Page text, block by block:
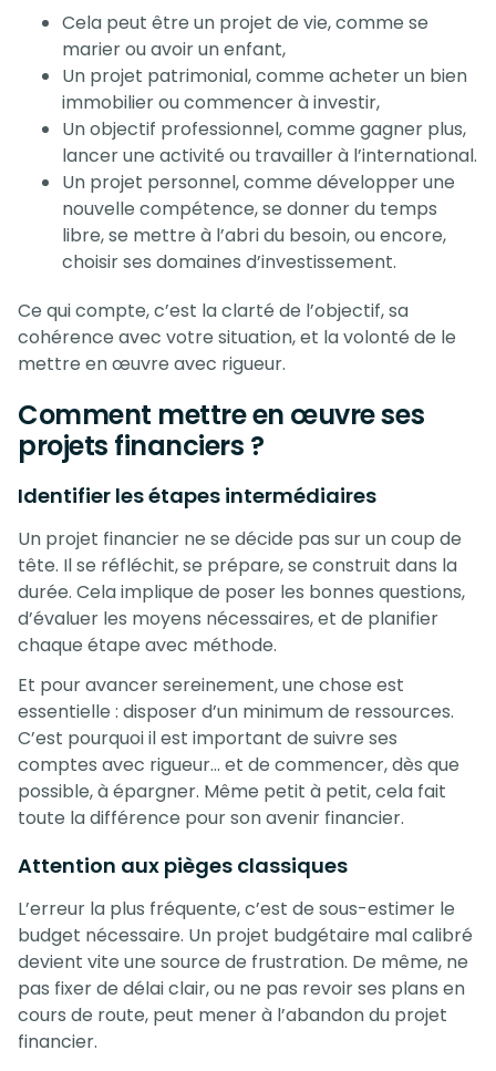
Cela peut être un projet de vie, comme se
marier ou avoir un enfant,
Un projet patrimonial, comme acheter un bien
immobilier ou commencer à investir,
Un objectif professionnel, comme gagner plus,
lancer une activité ou travailler à l’international.
Un projet personnel, comme développer une
nouvelle compétence, se donner du temps
libre, se mettre à l’abri du besoin, ou encore,
choisir ses domaines d’investissement.
Ce qui compte, c’est la clarté de l’objectif, sa
cohérence avec votre situation, et la volonté de le
mettre en œuvre avec rigueur.
Comment mettre en œuvre ses
projets financiers ?
Identifier les étapes intermédiaires
Un projet financier ne se décide pas sur un coup de
tête. Il se réfléchit, se prépare, se construit dans la
durée. Cela implique de poser les bonnes questions,
d’évaluer les moyens nécessaires, et de planifier
chaque étape avec méthode.
Et pour avancer sereinement, une chose est
essentielle : disposer d’un minimum de ressources.
C’est pourquoi il est important de suivre ses
comptes avec rigueur… et de commencer, dès que
possible, à épargner. Même petit à petit, cela fait
toute la différence pour son avenir financier.
Attention aux pièges classiques
L’erreur la plus fréquente, c’est de sous-estimer le
budget nécessaire. Un projet budgétaire mal calibré
devient vite une source de frustration. De même, ne
pas fixer de délai clair, ou ne pas revoir ses plans en
cours de route, peut mener à l’abandon du projet
financier.